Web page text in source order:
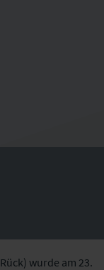
wurde am 23.